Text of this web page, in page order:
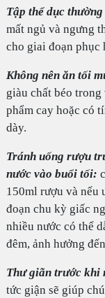
Tập thể dục
mất ngủ và ngưng
cho giai đoạn phục
Không nên ăn tối
giàu chất béo
phẩm cay hoặc có
dày.
Tránh uống rượu
nước vào buổi tối:
150ml rượu và nếu
đoạn chu kỳ giấc
nhiều nước có thể
đêm, ảnh hưởng
Thư giãn trước khi
tức giận sẽ giúp